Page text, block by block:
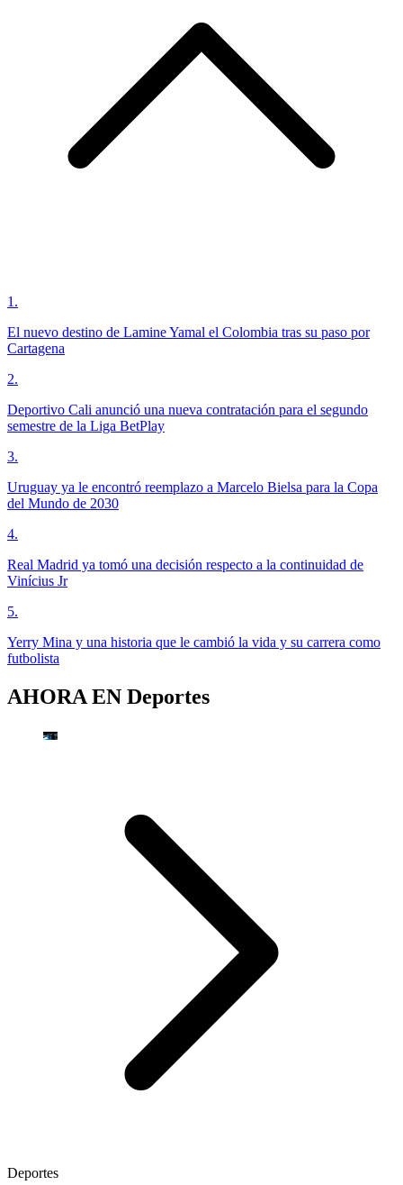
1 .
El nuevo destino de Lamine Yamal el Colombia tras su paso por
Cartagena
2.
Deportivo Cali anunció una nueva contratación para el segundo
semestre de la Liga BetPlay
3.
Uruguay ya le encontró reemplazo a Marcelo Bielsa para la Copa
del Mundo de 2030
4.
Real Madrid ya tomó una decisión respecto a la continuidad de
Vinícius Jr
5.
Yerry Mina y una historia que le cambió la vida y su carrera como
futbolista
AHORA EN Deportes
Deportes